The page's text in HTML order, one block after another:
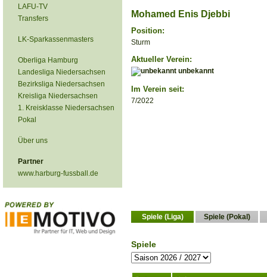
LAFU-TV
Transfers
LK-Sparkassenmasters
Oberliga Hamburg
Landesliga Niedersachsen
Bezirksliga Niedersachsen
Kreisliga Niedersachsen
1. Kreisklasse Niedersachsen
Pokal
Über uns
Partner
www.harburg-fussball.de
Mohamed Enis Djebbi
Position:
Sturm
Aktueller Verein:
unbekannt
Im Verein seit:
7/2022
Spiele (Liga) Spiele (Pokal)
Spiele